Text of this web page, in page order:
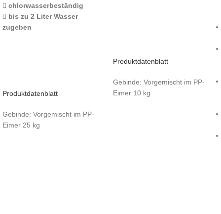
chlorwasserbeständig
bis zu 2 Liter Wasser
zugeben
Produktdatenblatt
Gebinde: Vorgemischt im PP-
Eimer 25 kg
Produktdatenblatt
Gebinde: Vorgemischt im PP-
Eimer 10 kg